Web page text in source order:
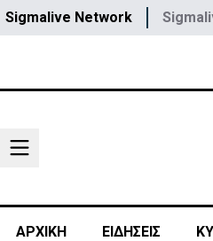
Sigmalive Network
ΑΡΧΙΚΗ ΕΙΔΗΣΕΙΣ